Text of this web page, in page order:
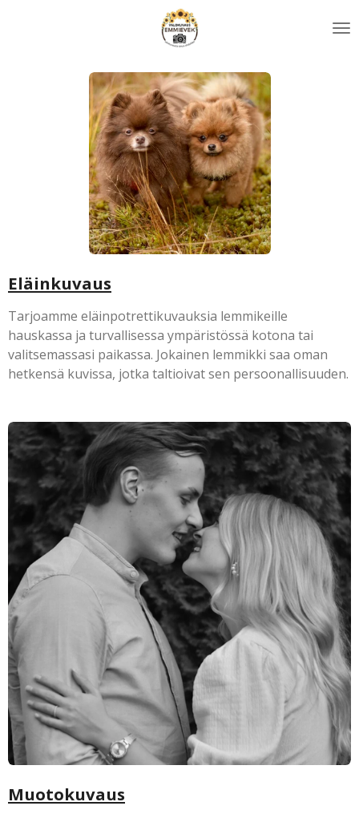
Eläinkuvaus
Tarjoamme eläinpotrettikuvauksia lemmikeille
hauskassa ja turvallisessa ympäristössä kotona tai
valitsemassasi paikassa. Jokainen lemmikki saa oman
hetkensä kuvissa, jotka taltioivat sen persoonallisuuden.
Muotokuvaus